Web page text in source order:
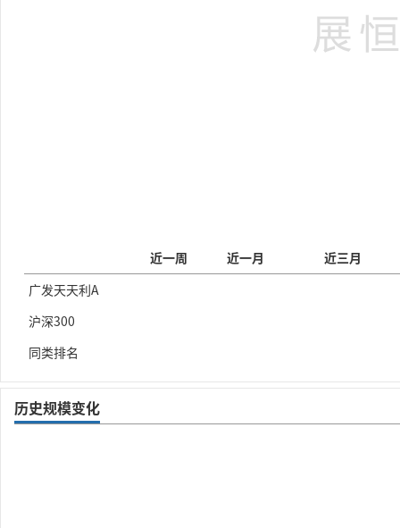
近一周 近一月
近三月
广发天天利A
沪深300
同类排名
历史规模变化